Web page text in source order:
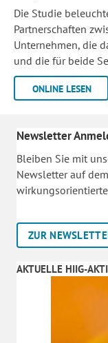
Die Studie
Partnerschaften
Unternehmen, die
und die für beide
ONLINE LESEN
Newsletter
Bleiben Sie mit
Newsletter auf
ZUR
AKTUELLE HIIG-